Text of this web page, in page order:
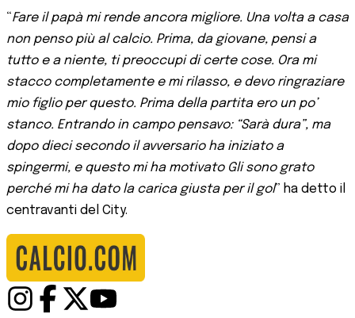
“Fare il papà mi rende ancora migliore. Una volta a casa
non penso più al calcio. Prima, da giovane, pensi a
tutto e a niente, ti preoccupi di certe cose. Ora mi
stacco completamente e mi rilasso, e devo ringraziare
mio figlio per questo. Prima della partita ero un po’
stanco. Entrando in campo pensavo: “Sarà dura”, ma
dopo dieci secondo il avversario ha iniziato a
spingermi, e questo mi ha motivato Gli sono grato
perché mi ha dato la carica giusta per il gol” ha detto il
centravanti del City.